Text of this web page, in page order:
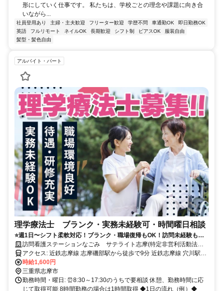
形にしていく仕事です。 私たちは、学校ごとの理念や課題に向き合
いながら...
社員登用あり 主婦・主夫歓迎 フリーター歓迎 学歴不問 車通勤OK
即日勤務OK
英語
フルリモート ネイルOK 長期歓迎 シフト制 ピアスOK
服装自由
髪型・髪色自由
アルバイト・パート
理学療法士 ブランク・実務未経験可・時間曜日相談
⭐️週1日〜シフト柔軟対応！ブランク・職場復帰もOK！訪問未経験も歓
迎！家庭と仕事の両立をサポートし、無理なく働ける環境です！
訪問看護ステーションなごみ サテライト志摩(特定非営利活動法人
なごみ)
アクセス: 近鉄志摩線 志摩磯部駅から徒歩で9分 近鉄志摩線 穴川駅か
時給1,600円
三重県志摩市
勤務時間・曜日: ⏰8:30～17:30のうちで要相談 休憩、勤務時間に応
じて取得可能 8時間勤務の場合は1時間取得 ◆1日の流れ（例）◆